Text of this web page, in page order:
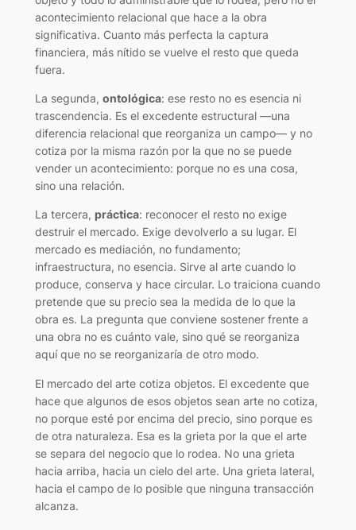
acontecimiento relacional que hace a la obra
significativa. Cuanto más perfecta la captura
financiera, más nítido se vuelve el resto que queda
fuera.
La segunda, ontológica: ese resto no es esencia ni
trascendencia. Es el excedente estructural —una
diferencia relacional que reorganiza un campo— y no
cotiza por la misma razón por la que no se puede
vender un acontecimiento: porque no es una cosa,
sino una relación.
La tercera, práctica: reconocer el resto no exige
destruir el mercado. Exige devolverlo a su lugar. El
mercado es mediación, no fundamento;
infraestructura, no esencia. Sirve al arte cuando lo
produce, conserva y hace circular. Lo traiciona cuando
pretende que su precio sea la medida de lo que la
obra es. La pregunta que conviene sostener frente a
una obra no es cuánto vale, sino qué se reorganiza
aquí que no se reorganizaría de otro modo.
El mercado del arte cotiza objetos. El excedente que
hace que algunos de esos objetos sean arte no cotiza,
no porque esté por encima del precio, sino porque es
de otra naturaleza. Esa es la grieta por la que el arte
se separa del negocio que lo rodea. No una grieta
hacia arriba, hacia un cielo del arte. Una grieta lateral,
hacia el campo de lo posible que ninguna transacción
alcanza.